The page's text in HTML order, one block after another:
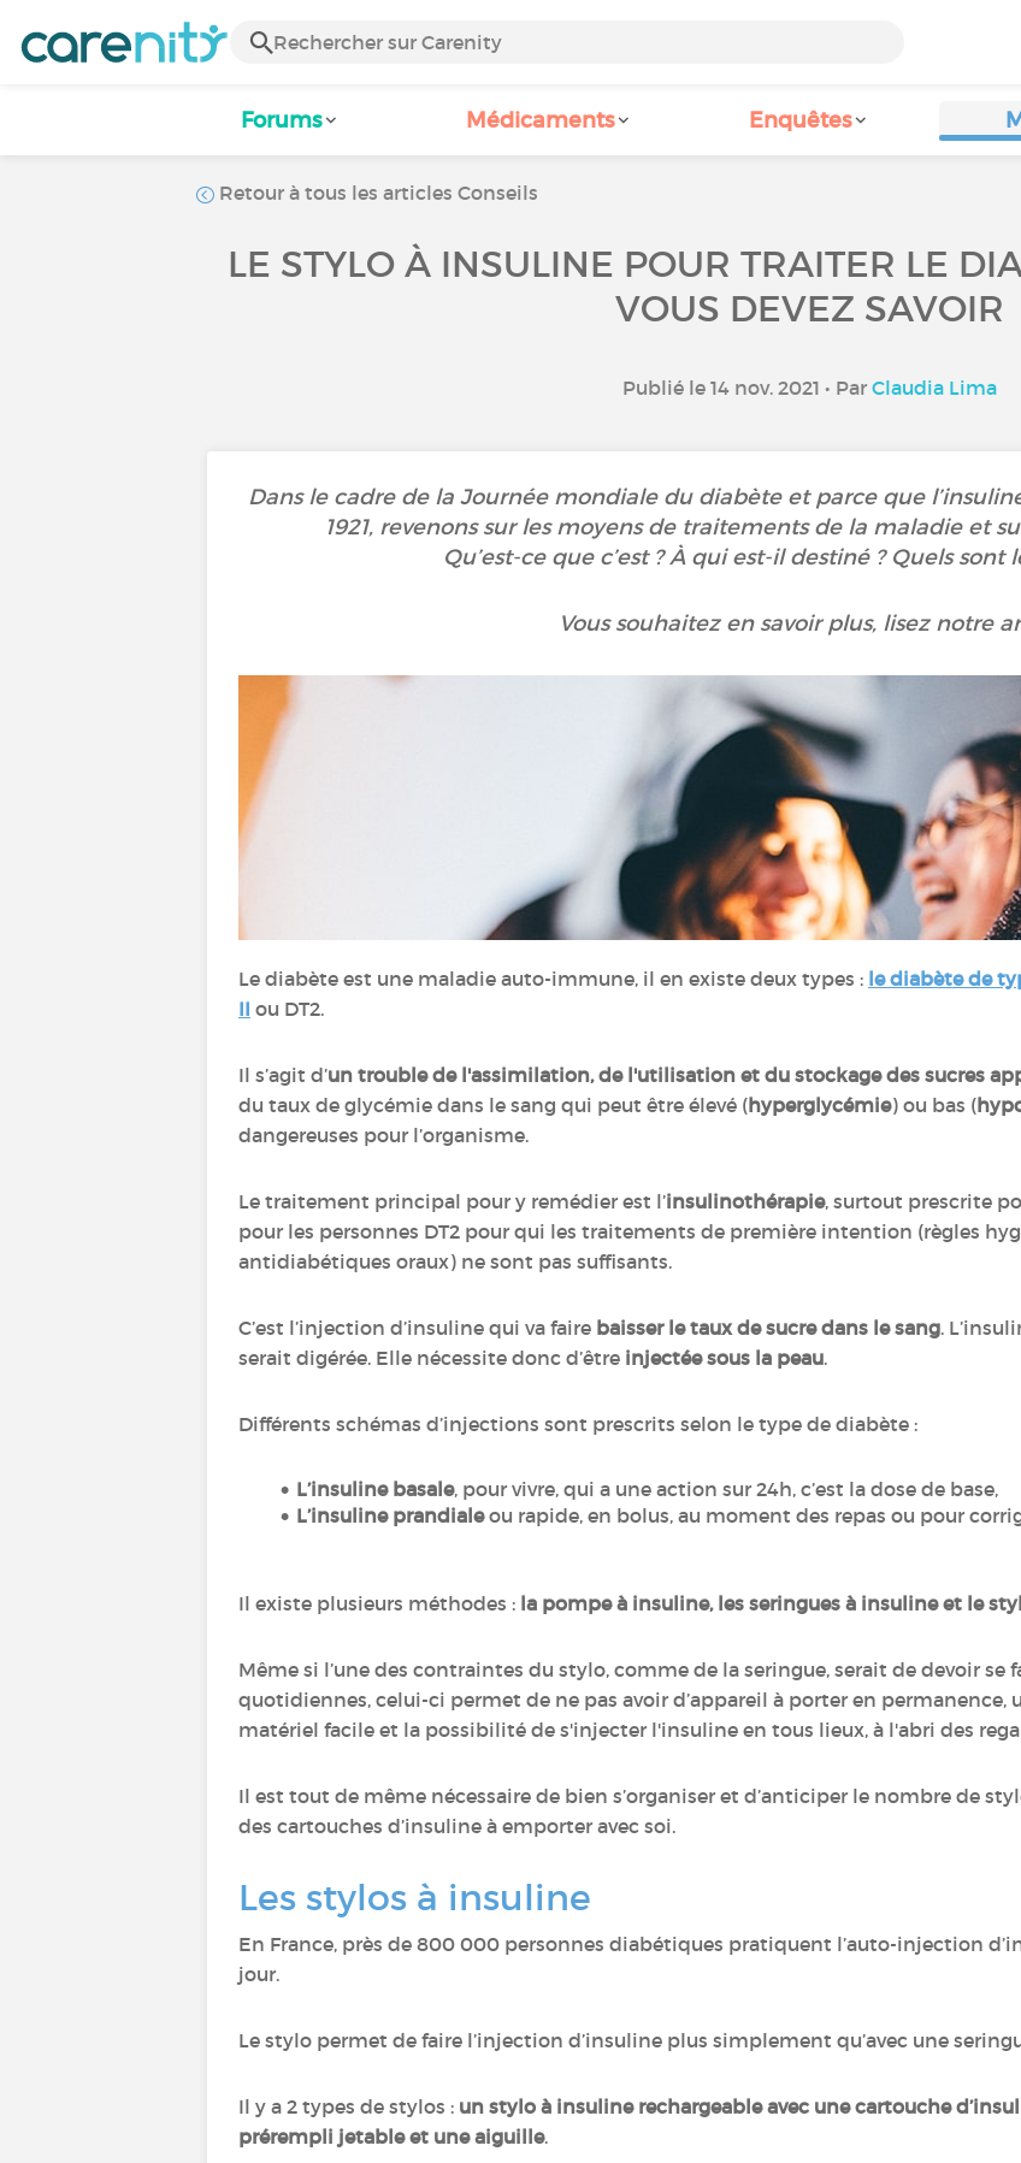
Forums Médicaments Enquêtes
Retour à tous les articles Conseils
LE STYLO À INSULINE POUR TRAITER LE
VOUS DEVEZ SAVOIR
Publié le 14 nov. 2021 • Par Claudia Lima
Dans le cadre de la Journée mondiale du diabète et parce que
1921, revenons sur les moyens de traitements de la maladie et
Qu’est-ce que c’est ? À qui est-il destiné ? Quels sont
Vous souhaitez en savoir plus, lisez notre
Le diabète est une maladie auto-immune, il en existe deux types : le diabète de
II ou DT2.
Il s’agit d’un trouble de l'assimilation, de l'utilisation et du stockage des sucres
du taux de glycémie dans le sang qui peut être élevé (hyperglycémie) ou bas (
dangereuses pour l’organisme.
Le traitement principal pour y remédier est l’insulinothérapie, surtout prescrite
pour les personnes DT2 pour qui les traitements de première intention (règles
antidiabétiques oraux) ne sont pas suffisants.
C’est l’injection d’insuline qui va faire baisser le taux de sucre dans le sang.
serait digérée. Elle nécessite donc d’être injectée sous la peau.
Différents schémas d’injections sont prescrits selon le type de diabète :
L’insuline basale, pour vivre, qui a une action sur 24h, c’est la dose de base,
L’insuline prandialeou rapide, en bolus, au moment des repas ou pour
Il existe plusieurs méthodes : la pompe à insuline, les seringues à insuline et le
Même si l’une des contraintes du stylo, comme de la seringue, serait de devoir
quotidiennes, celui-ci permet de ne pas avoir d’appareil à porter en permanence,
matériel facile et la possibilité de s'injecter l'insuline en tous lieux, à l'abri des
Il est tout de même nécessaire de bien s’organiser et d’anticiper le nombre de
des cartouches d’insuline à emporter avec soi.
Les stylos à insuline
En France, près de 800 000 personnes diabétiques pratiquent l’auto-injection
jour.
Le stylo permet de faire l’injection d’insuline plus simplement qu’avec une
Il y a 2 types de stylos : un stylo à insuline rechargeable avec une cartouche
prérempli jetable et une aiguille.